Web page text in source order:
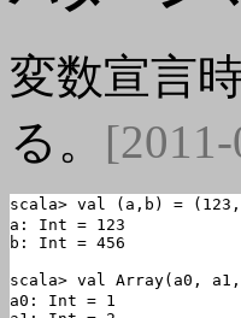
変数宣言
る。
a: Int = 123
b: Int = 456
a0: Int = 1